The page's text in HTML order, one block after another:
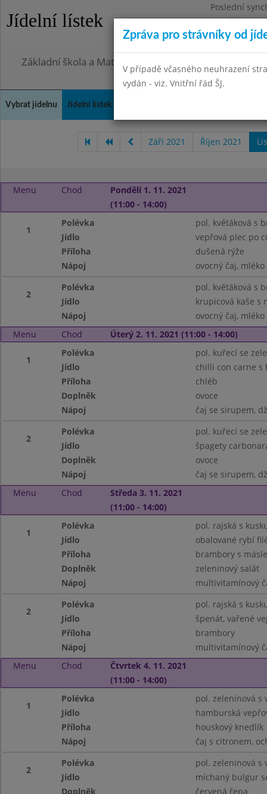
Jídelní lístek
Poslední
Pondělí
Omezení
Základní škola a Mateřská škola, Praha 4, Ohradní 49
Vybrat jídelnu Jídelní lístek
Září 2021 Říjen 2021
Menu Chod
Pondělí 1. 11. 2021
(11:00 - 14:00)
1
Polévka
pol. květáková s
Jídlo
vepřová plec po
Příloha
dušená rýže
Nápoj
ovocný čaj, mléko
2
Polévka
pol. květáková s
Jídlo
krupicová kaše s
Nápoj
ovocný čaj, mléko
Menu
Chod Úterý 2. 11. 2021 (11:00 - 14:00)
1
Polévka
pol. kuřecí se
Jídlo
chilli con carne s
Příloha
chléb
Doplněk
ovoce
Nápoj
čaj se sirupem,
2
Polévka
pol. kuřecí se
Jídlo
špagety
Doplněk
ovoce
Nápoj
čaj se sirupem,
Menu
Chod
Středa 3. 11. 2021
(11:00 - 14:00)
1
Polévka
pol. rajská s
Jídlo
obalované rybí
Příloha
brambory s
Doplněk
zeleninový salát
Nápoj
multivitamínový
2
Polévka
pol. rajská s
Jídlo
špenát, vařené
Příloha
brambory
Nápoj
multivitamínový
Menu
Chod
Čtvrtek 4. 11. 2021
(11:00 - 14:00)
1
Polévka
pol. zeleninová s
Jídlo
hamburská
Příloha
houskový knedlík
Nápoj
čaj s citronem,
2
Polévka
pol. zeleninová s
Jídlo
míchaný bulgur
Doplněk
červená řepa
Zpráva pro strávníky od
V případě včasného neuhrazení
vydán - viz. Vnitřní řád ŠJ.